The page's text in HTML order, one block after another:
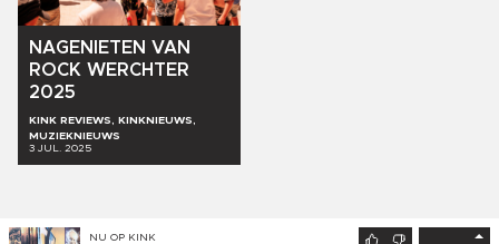
NAGENIETEN VAN
ROCK WERCHTER
2025
KINK REVIEWS, KINKNIEUWS,
MUZIEKNIEUWS
3 JUL. 2025
NU OP KINK